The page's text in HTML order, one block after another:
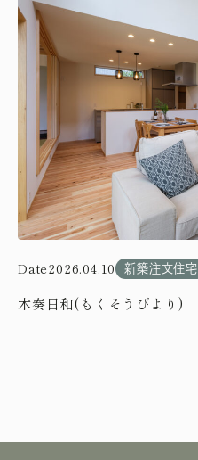
Date2026.04.10 新築注文住宅
木奏日和(もくそうびより)